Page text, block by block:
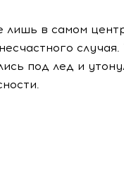
лишь в самом
под лед и